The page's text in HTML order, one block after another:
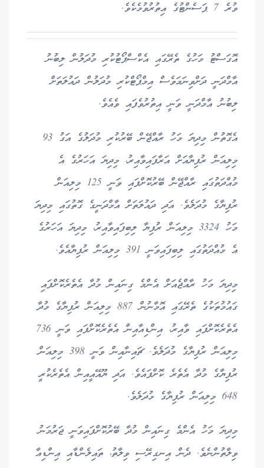
ވުރެ 7 ޕަސެންޓުގެ އިތުރުވުމެކެވެ.
އޮގަސްޓު މަހުގެ ތެރޭގައި އެކްސްޕޯޓުކުރި މުދަލުން ލިބުނު
އާމްދަނީ ދަށްވިނަމަވެސް އިމްޕޯޓްކުރި މުދަލުން ދައުލަތަށް
ލިބުނު އާމްދަނީ ވަނީ އިތުރުވެފައި ވެއެވެ.
އެގޮތުން މިދިޔަ މަހު ރާއްޖޭން ބޭރުކުރި މުދަލުގެ އަގު 93
މިލިއަން ރުފިޔާއަށް އަރާފައިވާއިރު، މިދިޔަ އަހަރުގެ އެ
މުއްދަތުގައި ރާއްޖޭން ބޭރުކޮށްފައި ވަނީ 125 މިލިއަން
ރުފިޔާގެ މުދަލެވެ. އަދި ދައުލަތަށް އާމްދަނީގެ ގޮތުގައި މިދިޔަ
މަހު 3324 މިލިއަން ރުފިޔާ ލިބިފައިވާއިރު، މިދިޔަ އަހަރުގެ
އެ މުއްދަތުގައި ލިބިފައިވަނީ 391 މިލިއަން ރުފިޔާއެވެ.
މިދިޔަ މަހު ރާއްޖެއަށް އެންމެ ގިނައިން މުދާ އެތެރެކޮށްފައި
ގައުމުތަކުގެ ތެރޭގައި އޮމާނުން 887 މިލިއަން ރުފިޔާގެ މުދާ
އެތެރެކޮށްފައި ވާއިރު، އިންޑިއާއިން އެތެރެކޮށްފައި ވަނީ 736
މިލިއަން ރުފިޔާގެ މުދަލެވެ. ޗައިނާއިން ވަނީ 398 މިލިއަން
ރުފިޔާގެ މުދާ އެތެރެ ކޮށްފައެވެ. އަދި ޔޫއޭއީއިން އެތެރެކުރީ
648 މިލިއަން ރުފިޔާގެ މުދަލެވެ.
މިދިޔަ މަހު އެންމެ ގިނައިން މުދާ ބޭރުކޮށްފައިވަނީ ޖަރުމަނު
ވިލާތުންނެވެ. ދެން އިނގިރޭސި ވިލާތު، ތައިލެންޑާއި އިންޑިއާ